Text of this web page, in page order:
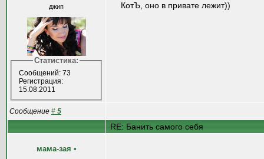
джип
Статистика:
Сообщений: 73
Регистрация:
15.08.2011
КотЪ, оно в привате лежит))
Сообщение # 5
RE: Банить самого себя
мама-зая •